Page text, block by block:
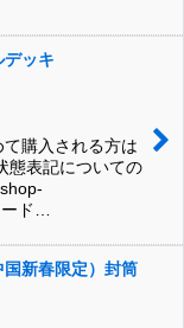
デッキ
購入される方は
態表記についての
ード…
国新春限定）封筒